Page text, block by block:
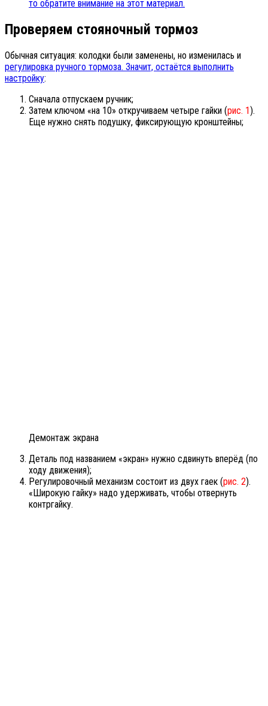
то обратите внимание на этот материал.
Проверяем стояночный тормоз
Обычная ситуация: колодки были заменены, но изменилась и
регулировка ручного тормоза. Значит, остаётся выполнить
настройку:
Сначала отпускаем ручник;
Затем ключом «на 10» откручиваем четыре гайки (рис. 1).
Еще нужно снять подушку, фиксирующую кронштейны;
Демонтаж экрана
Деталь под названием «экран» нужно сдвинуть вперёд (по
ходу движения);
Регулировочный механизм состоит из двух гаек (рис. 2).
«Широкую гайку» надо удерживать, чтобы отвернуть
контргайку.